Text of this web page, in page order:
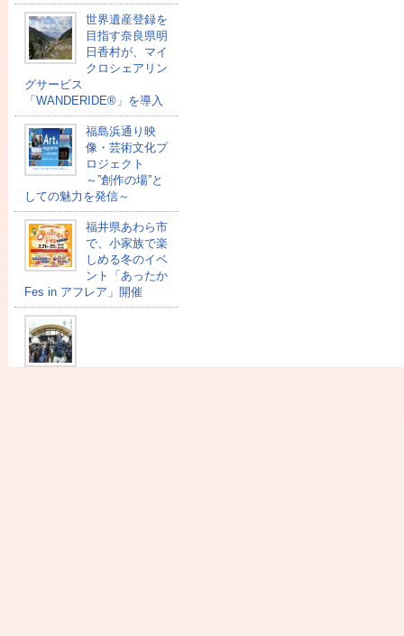
世界遺産登録を
目指す奈良県明
日香村が、マイ
クロシェアリン
グサービス
「WANDERIDE®」を導入
福島浜通り映
像・芸術文化プ
ロジェクト
～”創作の場”と
しての魅力を発信～
福井県あわら市
で、小家族で楽
しめる冬のイベ
ント「あったか
Fes in アフレア」開催